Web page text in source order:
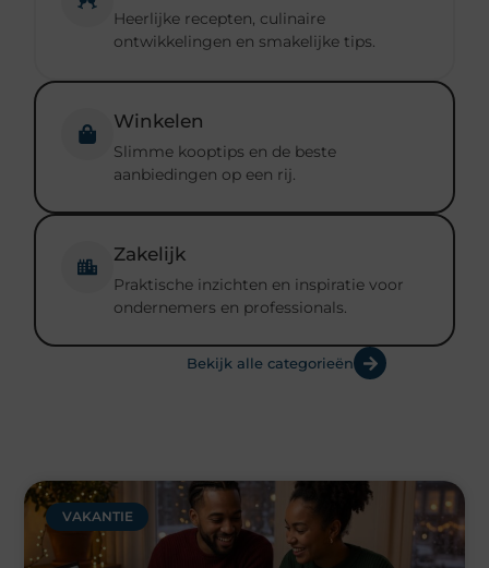
Heerlijke recepten, culinaire
ontwikkelingen en smakelijke tips.
Winkelen
Slimme kooptips en de beste
aanbiedingen op een rij.
Zakelijk
Praktische inzichten en inspiratie voor
ondernemers en professionals.
Bekijk alle categorieën
VAKANTIE